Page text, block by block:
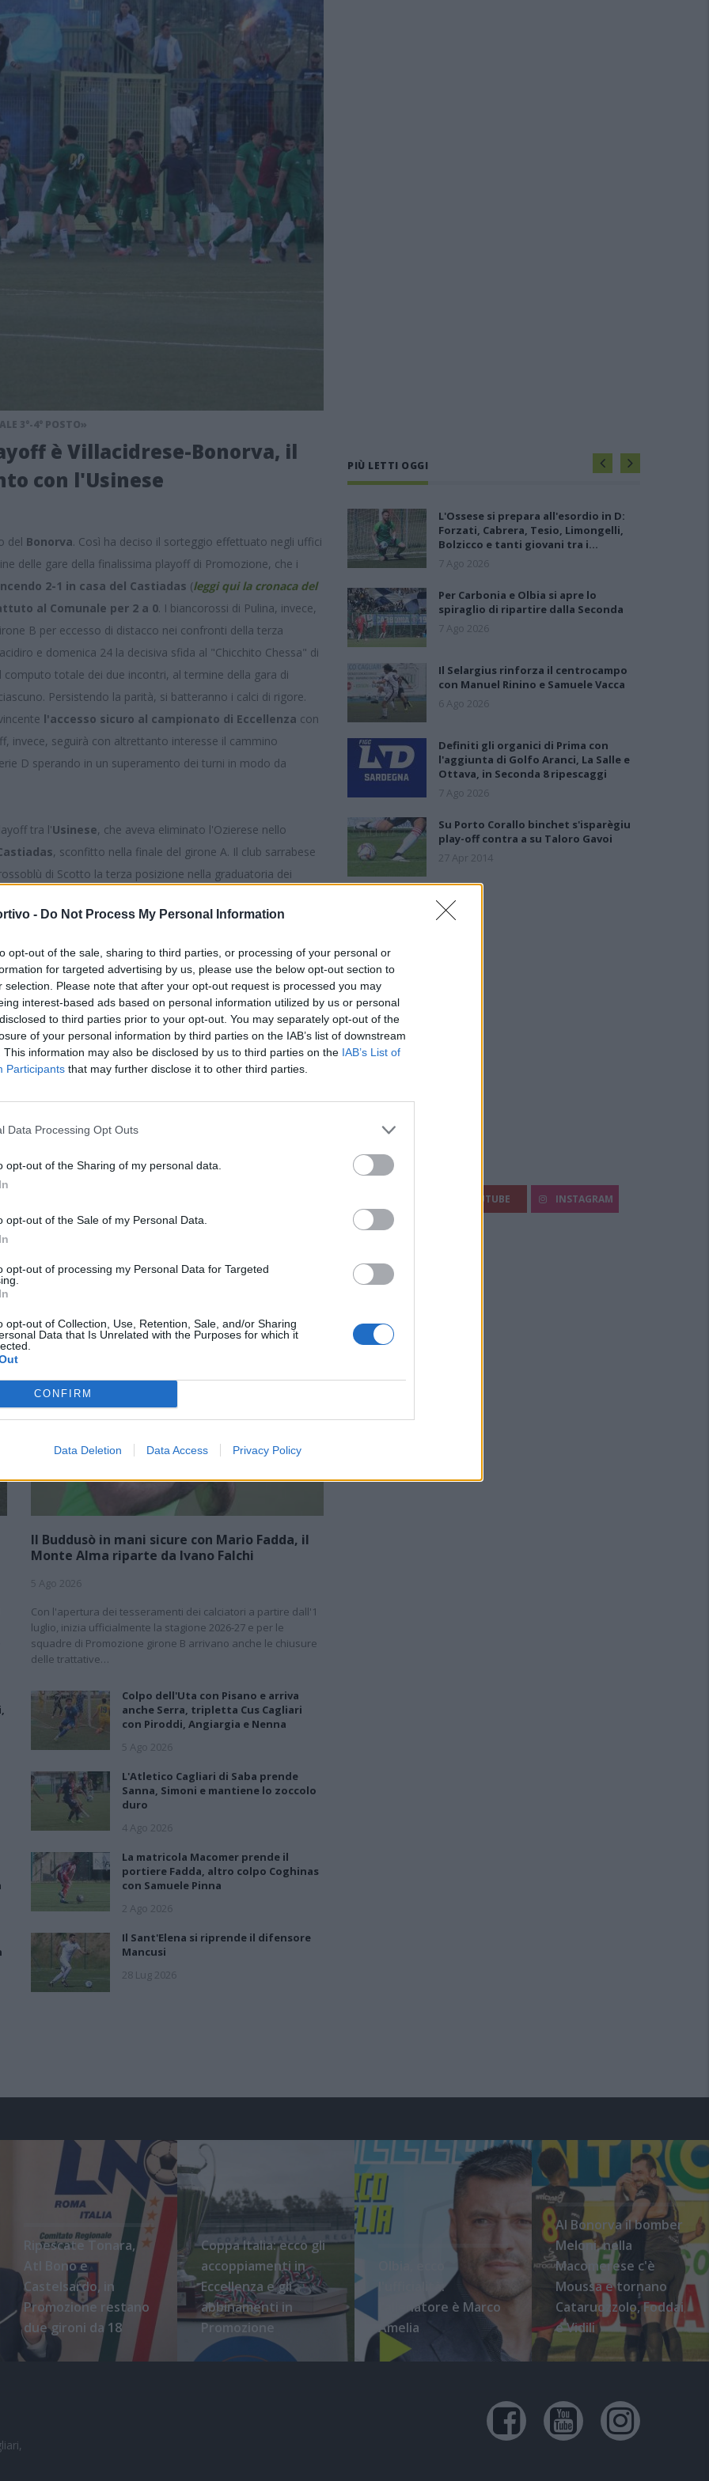
- Do Not Process My Personal Information
opt-out of the sale, sharing to third parties, or processing of your personal or
for targeted advertising by us, please use the below opt-out section to
selection. Please note that after your opt-out request is processed you may
interest-based ads based on personal information utilized by us or personal
to third parties prior to your opt-out. You may separately opt-out of the
of your personal information by third parties on the IAB’s list of downstream
This information may also be disclosed by us to third parties on the IAB’s List of
Participants that may further disclose it to other third parties.
Data Processing Opt Outs
opt-out of the Sharing of my personal data.
opt-out of the Sale of my Personal Data.
opt-out of processing my Personal Data for Targeted
opt-out of Collection, Use, Retention, Sale, and/or Sharing
Data that Is Unrelated with the Purposes for which it
CONFIRM
Data Deletion Data Access Privacy Policy
3°-4° POSTO»
è Villacidrese-Bonorva, il
con l'Usinese
del Bonorva. Così ha deciso il sorteggio effettuato negli uffici
delle gare della finalissima playoff di Promozione, che i
2-1 in casa del Castiadas (leggi qui la cronaca del
al Comunale per 2 a 0. I biancorossi di Pulina, invece,
B per eccesso di distacco nei confronti della terza
e domenica 24 la decisiva sfida al "Chicchito Chessa" di
totale dei due incontri, al termine della gara di
Persistendo la parità, si batteranno i calci di rigore.
l'accesso sicuro al campionato di Eccellenza con
invece, seguirà con altrettanto interesse il cammino
D sperando in un superamento dei turni in modo da
tra l'Usinese, che aveva eliminato l'Ozierese nello
, sconfitto nella finale del girone A. Il club sarrabese
di Scotto la terza posizione nella graduatoria dei
- fa sapere il vicepresidente del
sportivo sia la situazione attuale della rosa. La
assenze, tra squalifiche e infortuni, che non avrebbero
Pur rispettando la competizione e gli avversari,
per proseguire il percorso con la necessaria
armonia tra società e staff tecnico, con senso di
che ci hanno sostenuto durante la stagione, con la
importante sotto ogni punto di vista».
Il Buddusò in mani sicure con Mario Fadda, il
Monte Alma riparte da Ivano Falchi
5 Ago 2026
Con l'apertura dei tesseramenti dei calciatori a partire dall'1
luglio, inizia ufficialmente la stagione 2026-27 e per le
squadre di Promozione girone B arrivano anche le chiusure
delle trattative…
Colpo dell'Uta con Pisano e arriva
anche Serra, tripletta Cus Cagliari
con Piroddi, Angiargia e Nenna
5 Ago 2026
L'Atletico Cagliari di Saba prende
Sanna, Simoni e mantiene lo zoccolo
duro
4 Ago 2026
La matricola Macomer prende il
portiere Fadda, altro colpo Coghinas
con Samuele Pinna
2 Ago 2026
Il Sant'Elena si riprende il difensore
Mancusi
28 Lug 2026
PIÙ LETTI OGGI
L'Ossese si prepara all'esordio in D:
Forzati, Cabrera, Tesio, Limongelli,
Bolzicco e tanti giovani tra i…
7 Ago 2026
Per Carbonia e Olbia si apre lo
spiraglio di ripartire dalla Seconda
7 Ago 2026
Il Selargius rinforza il centrocampo
con Manuel Rinino e Samuele Vacca
6 Ago 2026
Definiti gli organici di Prima con
l'aggiunta di Golfo Aranci, La Salle e
Ottava, in Seconda 8 ripescaggi
7 Ago 2026
Su Porto Corallo binchet s'isparègiu
play-off contra a su Taloro Gavoi
27 Apr 2014
Segui Diario Sportivo:
YOUTUBE INSTAGRAM
Ripescate Tonara,
Atl Bono e
Castelsardo, in
Promozione restano
due gironi da 18
Coppa Italia: ecco gli
accoppiamenti in
Eccellenza e gli
abbinamenti in
Promozione
l'ufficialità:
l'allenatore è Marco
Amelia
Al Bonorva il bomber
Meloni, nella
Macomerese c'è
Moussa e tornano
Cataruozzolo, Foddai
e Vidili